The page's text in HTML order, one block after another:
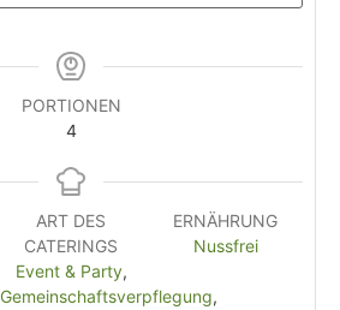
PORTIONEN
4
ART DES
CATERINGS
Event & Party,
Gemeinschaftsverpflegung,
ERNÄHRUNG
Nussfrei